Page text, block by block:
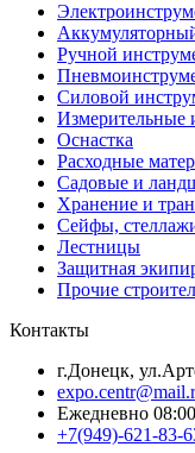
Ручной
Силовой
Измерительные
Оснастка
Расходные
Садовые и
Хранение и
Сейфы,
Лестницы
Защитная
Прочие
Контакты
г.Донецк,
Ежедневно
+7(949)-621-83-